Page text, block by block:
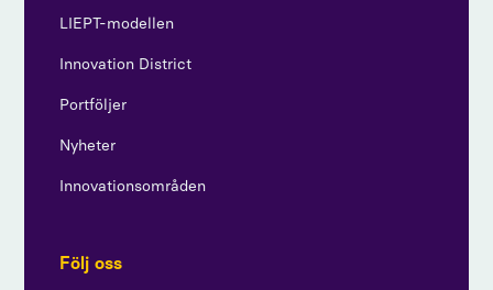
LIEPT-modellen
Innovation District
Portföljer
Nyheter
Innovationsområden
Följ oss